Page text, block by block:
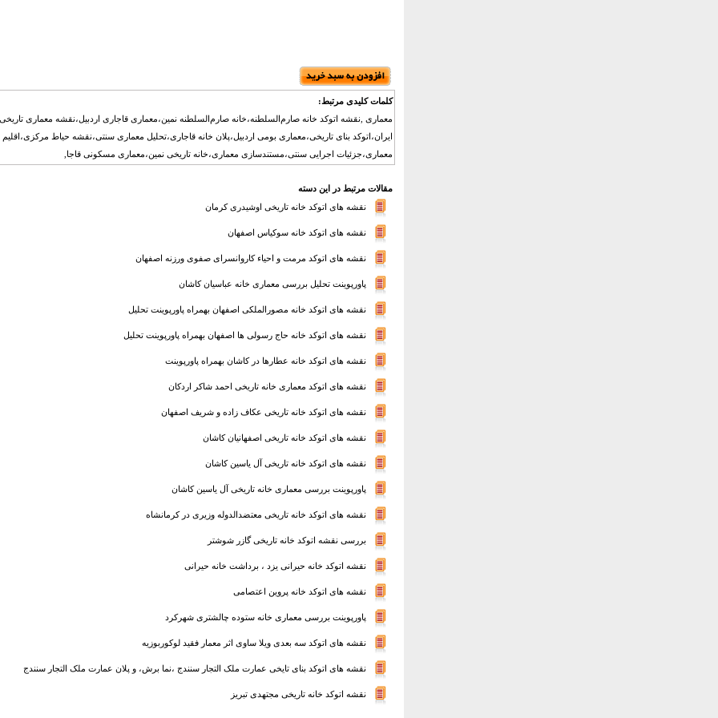
کلمات کلیدی مرتبط:
معماری ,نقشه اتوکد خانه صارم‌السلطنه،خانه صارم‌السلطنه نمین،معماری قاجاری اردبیل،نقشه معماری
ایران،اتوکد بنای تاریخی،معماری بومی اردبیل،پلان خانه قاجاری،تحلیل معماری سنتی،نقشه حیاط
معماری،جزئیات اجرایی سنتی،مستندسازی معماری،خانه تاریخی نمین،معماری مسکونی قاجا,
مقالات مرتبط در این دسته
نقشه های اتوکد خانه تاریخی اوشيدری کرمان
نقشه های اتوکد خانه سوکیاس اصفهان
نقشه های اتوکد مرمت و احیاء کاروانسرای صفوی ورزنه اصفهان
پاورپوینت تحلیل بررسی معماری خانه عباسیان کاشان
نقشه های اتوکد خانه مصورالملکی اصفهان بهمراه پاورپوینت تحلیل
نقشه های اتوکد خانه حاج رسولی ها اصفهان بهمراه پاورپوینت تحلیل
نقشه های اتوکد خانه عطارها در کاشان بهمراه پاورپوینت
نقشه های اتوکد معماری خانه تاریخی احمد شاکر اردکان
نقشه های اتوکد خانه تاریخی عکاف زاده و شریف اصفهان
نقشه های اتوکد خانه تاریخی اصفهانیان کاشان
نقشه های اتوکد خانه تاریخی آل یاسین کاشان
پاورپوینت بررسی معماری خانه تاریخی آل یاسین کاشان
نقشه های اتوکد خانه تاریخی معتضدالدوله وزيری در کرمانشاه
بررسی نقشه اتوکد خانه تاریخی گازر شوشتر
نقشه اتوکد خانه حیرانی یزد ، برداشت خانه حیرانی
نقشه های اتوکد خانه پروین اعتصامی
پاورپوینت بررسی معماری خانه ستوده چالشتری شهرکرد
نقشه های اتوکد سه بعدی ویلا ساوی اثر معمار فقید لوکوربوزیه
نقشه های اتوکد بنای تایخی عمارت ملک التجار سنندج ،نما برش، و پلان عمارت ملک التجار سنندج
نقشه اتوکد خانه تاریخی مجتهدی تبریز